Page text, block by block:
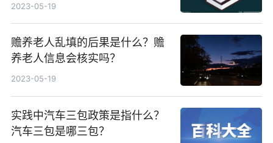
2023-05-19
赡养老人乱填的后果是什么？赡
养老人信息会核实吗？
2023-05-19
实践中汽车三包政策是指什么？
汽车三包是哪三包？